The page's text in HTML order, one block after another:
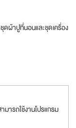
ผ้าปูที่นอนและชุดเครื่อง
มารถใช้งานโปรแกรม